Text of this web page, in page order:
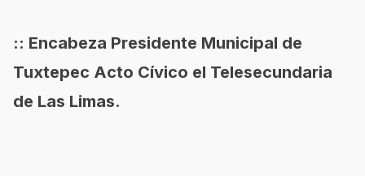
:: Encabeza Presidente Municipal de
Tuxtepec Acto Cívico el Telesecundaria
de Las Limas.